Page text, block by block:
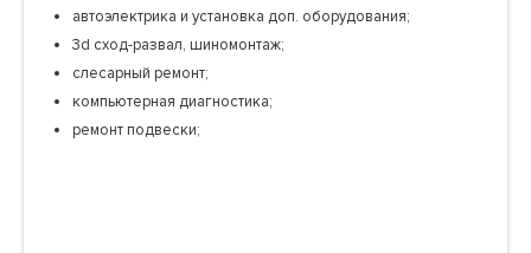
автоэлектрика и установка доп. оборудования;
3d сход-развал, шиномонтаж;
слесарный ремонт;
компьютерная диагностика;
ремонт подвески;